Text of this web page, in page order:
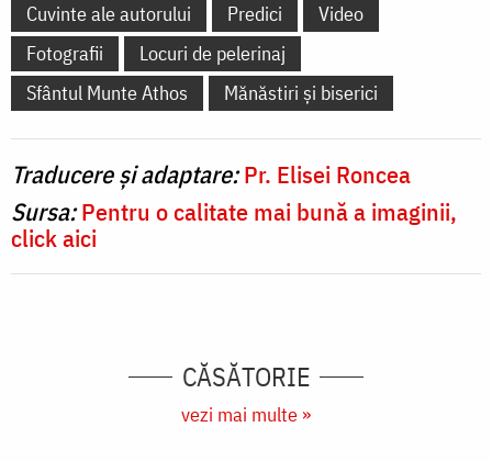
Cuvinte ale autorului Predici
Video
Fotografii
Locuri de pelerinaj
Sfântul Munte Athos
Mănăstiri și biserici
Traducere și adaptare:Pr. Elisei Roncea
Sursa:Pentru o calitate mai bună a imaginii,
click aici
CĂSĂTORIE
vezi mai multe »